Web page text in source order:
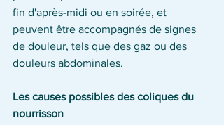
fin d'après-midi ou en soirée, et
peuvent être accompagnés de signes
de douleur, tels que des gaz ou des
douleurs abdominales.
Les causes possibles des coliques du
nourrisson